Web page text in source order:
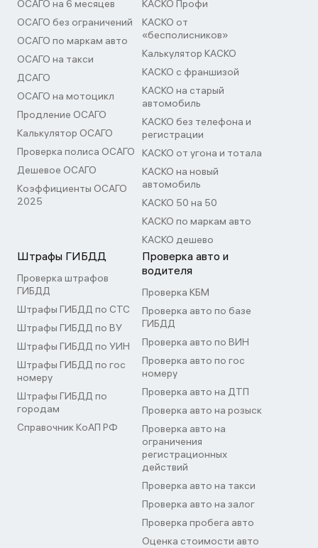
ОСАГО на 6 месяцев
ОСАГО без ограничений
ОСАГО по маркам авто
ОСАГО на такси
ДСАГО
ОСАГО на мотоцикл
Продление ОСАГО
Калькулятор ОСАГО
Проверка полиса ОСАГО
Дешевое ОСАГО
Коэффициенты ОСАГО
2025
КАСКО Профи
КАСКО от
«бесполисников»
Калькулятор КАСКО
КАСКО с франшизой
КАСКО на старый
автомобиль
КАСКО без телефона и
регистрации
КАСКО от угона и тотала
КАСКО на новый
автомобиль
КАСКО 50 на 50
КАСКО по маркам авто
КАСКО дешево
Штрафы ГИБДД
Проверка штрафов
ГИБДД
Штрафы ГИБДД по СТС
Штрафы ГИБДД по ВУ
Штрафы ГИБДД по УИН
Штрафы ГИБДД по гос
номеру
Штрафы ГИБДД по
городам
Справочник КоАП РФ
Проверка авто и
водителя
Проверка КБМ
Проверка авто по базе
ГИБДД
Проверка авто по ВИН
Проверка авто по гос
номеру
Проверка авто на ДТП
Проверка авто на розыск
Проверка авто на
ограничения
регистрационных
действий
Проверка авто на такси
Проверка авто на залог
Проверка пробега авто
Оценка стоимости авто